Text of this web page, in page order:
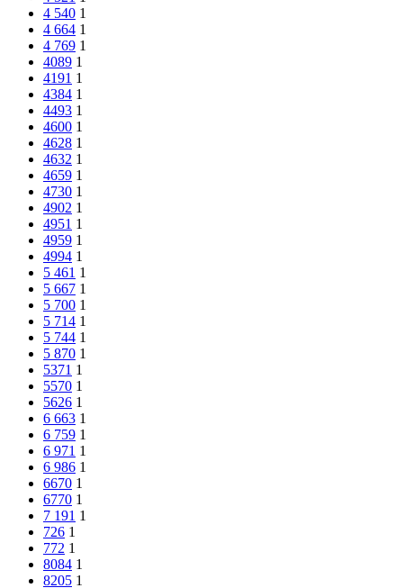
4 540 1
4 664 1
4 769 1
4089 1
4191 1
4384 1
4493 1
4600 1
4628 1
4632 1
4659 1
4730 1
4902 1
4951 1
4959 1
4994 1
5 461 1
5 667 1
5 700 1
5 714 1
5 744 1
5 870 1
5371 1
5570 1
5626 1
6 663 1
6 759 1
6 971 1
6 986 1
6670 1
6770 1
7 191 1
726 1
772 1
8084 1
8205 1